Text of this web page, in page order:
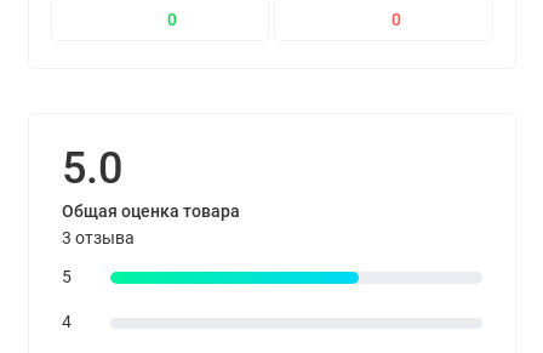
0 0
5.0
Общая оценка товара
3 отзыва
5
4